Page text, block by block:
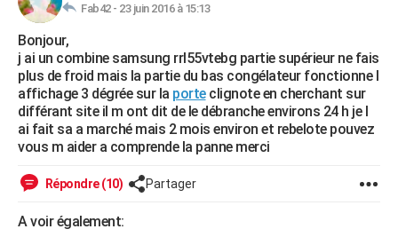
Retraite
Impôts
Epargne
Immobilier
Risques naturels par ville
Banque
Assurance
Crédit
AUTO
Essais
Réserver un essai
Citadines
Berlines
SUV
Forum auto
+HIGH-TECH
Mobiles
Meilleur smartphone
Internet
Ordinateurs
Jeux vidéo
Guide high-tech
+BRICOLAGE
Forum
Aménagement intérieur
Extérieur
Cuisine
Salle de bains
Jardinage
Rangement
WEEK-END
Art de vivre
Bien-être
Loisirs
Mode
Modes de vie
Alimentation
Guide de la santé
Maladies
Médicaments
Sommeil
Fab42 - 23 juin 2016 à 15:13
Bonjour,
j ai un combine samsung rrl55vtebg partie supérieur ne fais
plus de froid mais la partie du bas congélateur fonctionne l
affichage 3 dégrée sur la porteclignote en cherchant sur
différant site il m ont dit de le débranche environs 24 h je l
ai fait sa a marché mais 2 mois environ et rebelote pouvez
vous m aider a comprende la panne merci
Répondre (10) Partager
A voir également: